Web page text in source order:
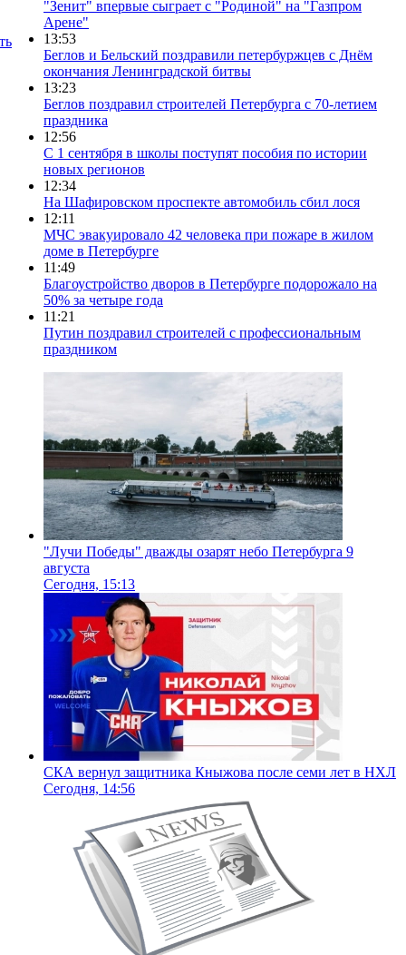
"Зенит" впервые сыграет с "Родиной" на "Газпром
Арене"
13:53
Беглов и Бельский поздравили петербуржцев с Днём
окончания Ленинградской битвы
13:23
Беглов поздравил строителей Петербурга с 70-летием
праздника
12:56
С 1 сентября в школы поступят пособия по истории
новых регионов
12:34
На Шафировском проспекте автомобиль сбил лося
12:11
МЧС эвакуировало 42 человека при пожаре в жилом
доме в Петербурге
11:49
Благоустройство дворов в Петербурге подорожало на
50% за четыре года
11:21
Путин поздравил строителей с профессиональным
праздником
"Лучи Победы" дважды озарят небо Петербурга 9
августа
Сегодня, 15:13
СКА вернул защитника Кныжова после семи лет в НХЛ
Сегодня, 14:56